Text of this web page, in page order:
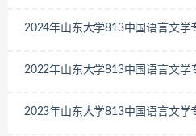
2024年山东大学813中国语言文学
2022年山东大学813中国语言文学
2023年山东大学813中国语言文学